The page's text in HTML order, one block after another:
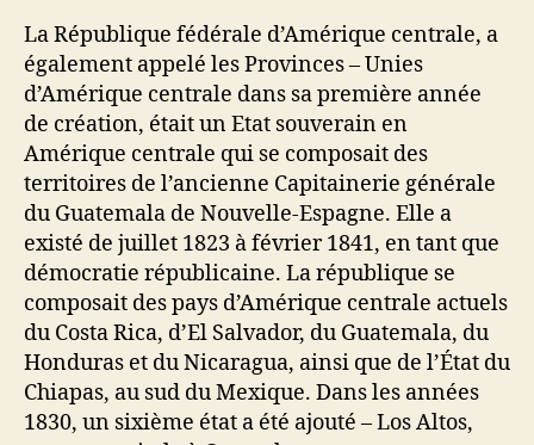
La République fédérale d’Amérique centrale, a
également appelé les Provinces – Unies
d’Amérique centrale dans sa première année
de création, était un Etat souverain en
Amérique centrale qui se composait des
territoires de l’ancienne Capitainerie générale
du Guatemala de Nouvelle-Espagne. Elle a
existé de juillet 1823 à février 1841, en tant que
démocratie républicaine. La république se
composait des pays d’Amérique centrale actuels
du Costa Rica, d’El Salvador, du Guatemala, du
Honduras et du Nicaragua, ainsi que de l’État du
Chiapas, au sud du Mexique. Dans les années
1830, un sixième état a été ajouté – Los Altos,